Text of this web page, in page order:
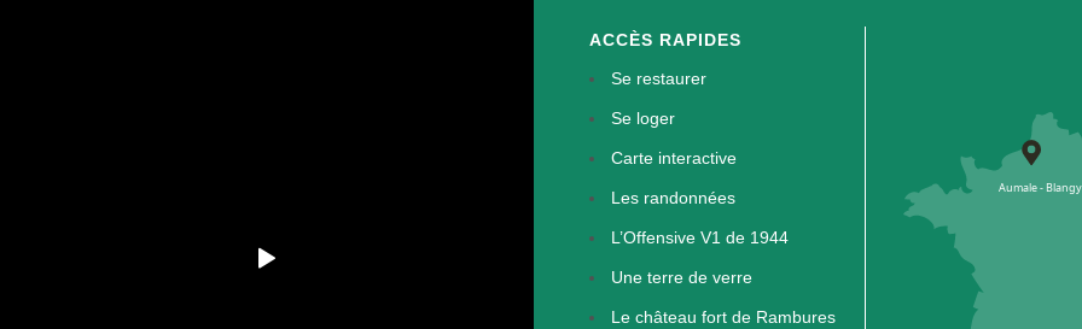
ACCÈS RAPIDES
Se restaurer
Se loger
Carte interactive
Les randonnées
L’Offensive V1 de 1944
Une terre de verre
Le château fort de Rambures